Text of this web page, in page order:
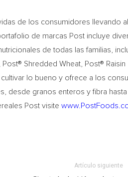
de los consumidores llevando
de marcas Post incluye
de todas las familias,
Post® Shredded Wheat, Post®
lo bueno y ofrece a los
desde granos enteros y fibra
Post visite
Artículo siguiente